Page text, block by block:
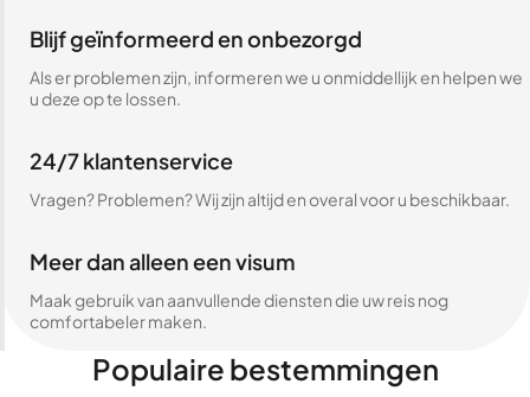
Blijf geïnformeerd en onbezorgd
Als er problemen zijn, informeren we u onmiddellijk en helpen we
u deze op te lossen.
24/7 klantenservice
Vragen? Problemen? Wij zijn altijd en overal voor u beschikbaar.
Meer dan alleen een visum
Maak gebruik van aanvullende diensten die uw reis nog
comfortabeler maken.
Populaire bestemmingen